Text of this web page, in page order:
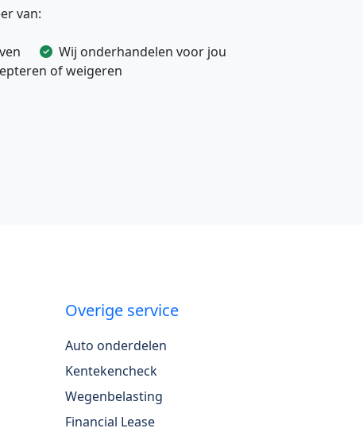
van:
Wij onderhandelen voor jou
of weigeren
Overige service
Auto onderdelen
Kentekencheck
Wegenbelasting
Financial Lease